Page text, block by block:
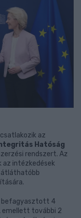
az
Hatóság
rendszert. Az
az intézkedések
átláthatóbb
befagyasztott 4
emellett további 2